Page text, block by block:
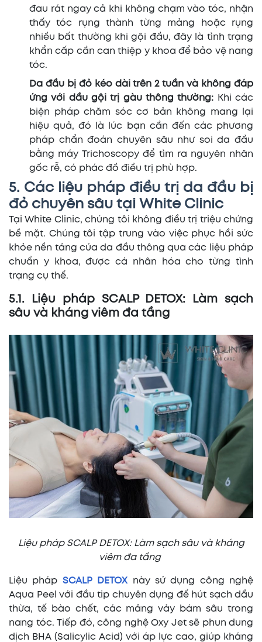
đau rát ngay cả khi không chạm vào tóc, nhận
thấy tóc rụng thành từng mảng hoặc rụng
nhiều bất thường khi gội đầu, đây là tình trạng
khẩn cấp cần can thiệp y khoa để bảo vệ nang
tóc.
Da đầu bị đỏ kéo dài trên 2 tuần và không đáp
ứng với dầu gội trị gàu thông thường:
Khi các
biện pháp chăm sóc cơ bản không mang lại
hiệu quả, đó là lúc bạn cần đến các phương
pháp chẩn đoán chuyên sâu như soi da đầu
bằng máy Trichoscopy để tìm ra nguyên nhân
gốc rễ, có phác đồ điều trị phù hợp.
5. Các liệu pháp điều trị da đầu bị
đỏ chuyên sâu tại White Clinic
Tại White Clinic, chúng tôi không điều trị triệu chứng
bề mặt. Chúng tôi tập trung vào việc phục hồi sức
khỏe nền tảng của da đầu thông qua các liệu pháp
chuẩn y khoa, được cá nhân hóa cho từng tình
trạng cụ thể.
5.1. Liệu pháp SCALP DETOX: Làm sạch
sâu và kháng viêm đa tầng
Liệu pháp SCALP DETOX: Làm sạch sâu và kháng
viêm đa tầng
Liệu pháp SCALP DETOX
này sử dụng công nghệ
Aqua Peel với đầu tip chuyên dụng để hút sạch dầu
thừa, tế bào chết, các mảng vảy bám sâu trong
nang tóc. Tiếp đó, công nghệ Oxy Jet sẽ phun dung
dịch BHA (Salicylic Acid) với áp lực cao, giúp kháng